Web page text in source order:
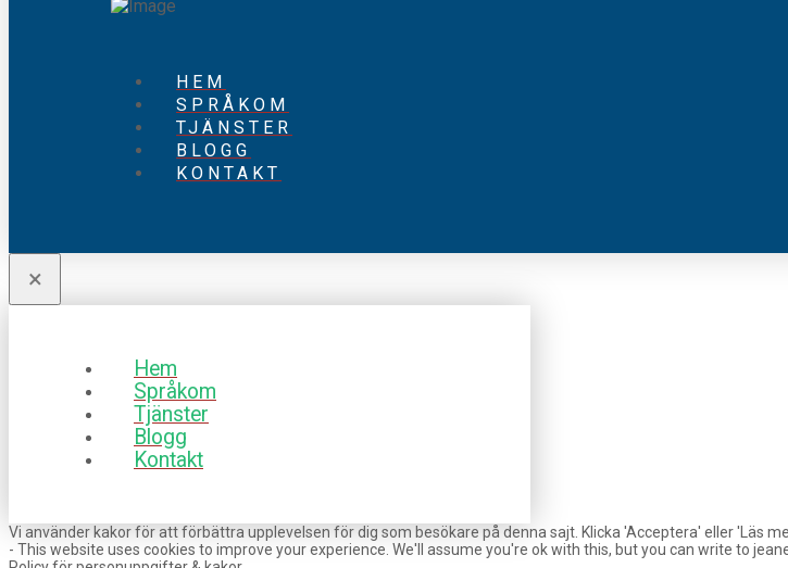
HEM
SPRÅKOM
TJÄNSTER
BLOGG
KONTAKT
×
Hem
Språkom
Tjänster
Blogg
Kontakt
Vi använder kakor för att förbättra upplevelsen för dig som besökare på denna sajt. Klicka 'Acceptera' eller 'Läs
- This website uses cookies to improve your experience. We'll assume you're ok with this, but you can write to